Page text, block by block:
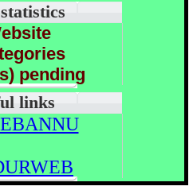
pending
links